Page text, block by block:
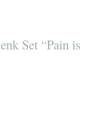
Set “Pain is